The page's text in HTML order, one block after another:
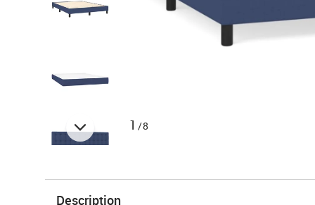
1 /8
Description